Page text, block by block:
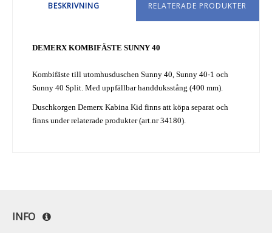
BESKRIVNING RELATERADE PRODUKTER
DEMERX KOMBIFÄSTE SUNNY 40
Kombifäste till utomhusduschen Sunny 40, Sunny 40-1 och
Sunny 40 Split. Med uppfällbar handduksstång (400 mm).
Duschkorgen Demerx Kabina Kid finns att köpa separat och
finns under relaterade produkter (art.nr 34180).
INFO